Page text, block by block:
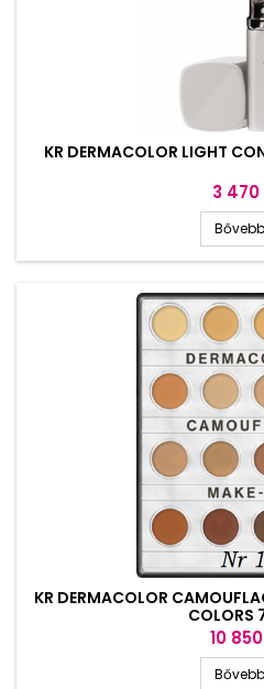
KR DERMACOLOR LIGHT
Ár
3 470
KR DERMACOLOR
COLORS
Ár
10